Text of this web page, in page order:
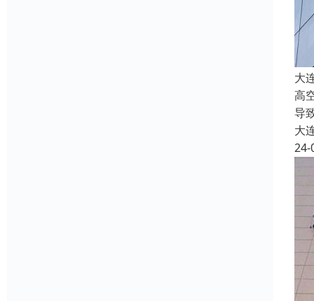
大
高
导
大
24-